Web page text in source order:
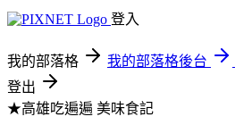
登入
我的部落格 我的部落格後台
登出
★高雄吃遍遍 美味食記